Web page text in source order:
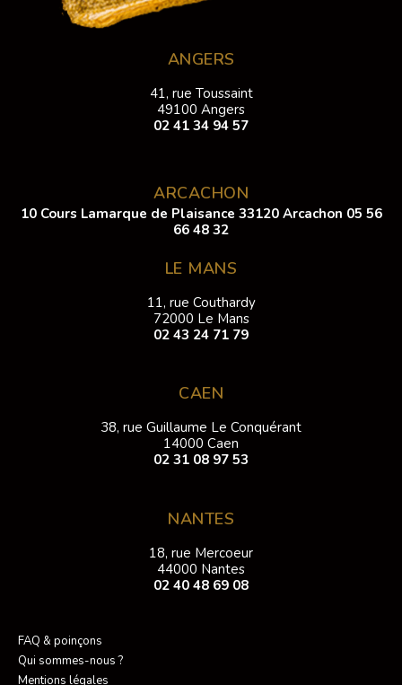
ANGERS
41, rue Toussaint
49100 Angers
02 41 34 94 57
ARCACHON
10 Cours Lamarque de Plaisance 33120 Arcachon 05 56
66 48 32
LE MANS
11, rue Couthardy
72000 Le Mans
02 43 24 71 79
CAEN
38, rue Guillaume Le Conquérant
14000 Caen
02 31 08 97 53
NANTES
18, rue Mercoeur
44000 Nantes
02 40 48 69 08
FAQ & poinçons
Qui sommes-nous ?
Mentions légales